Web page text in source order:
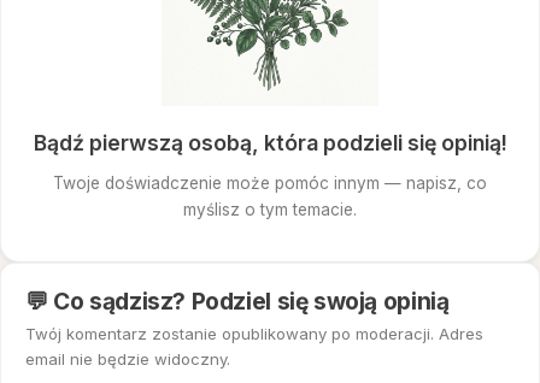
Bądź pierwszą osobą, która podzieli się opinią!
Twoje doświadczenie może pomóc innym — napisz, co
myślisz o tym temacie.
💬 Co sądzisz? Podziel się swoją opinią
Twój komentarz zostanie opublikowany po moderacji. Adres
email nie będzie widoczny.